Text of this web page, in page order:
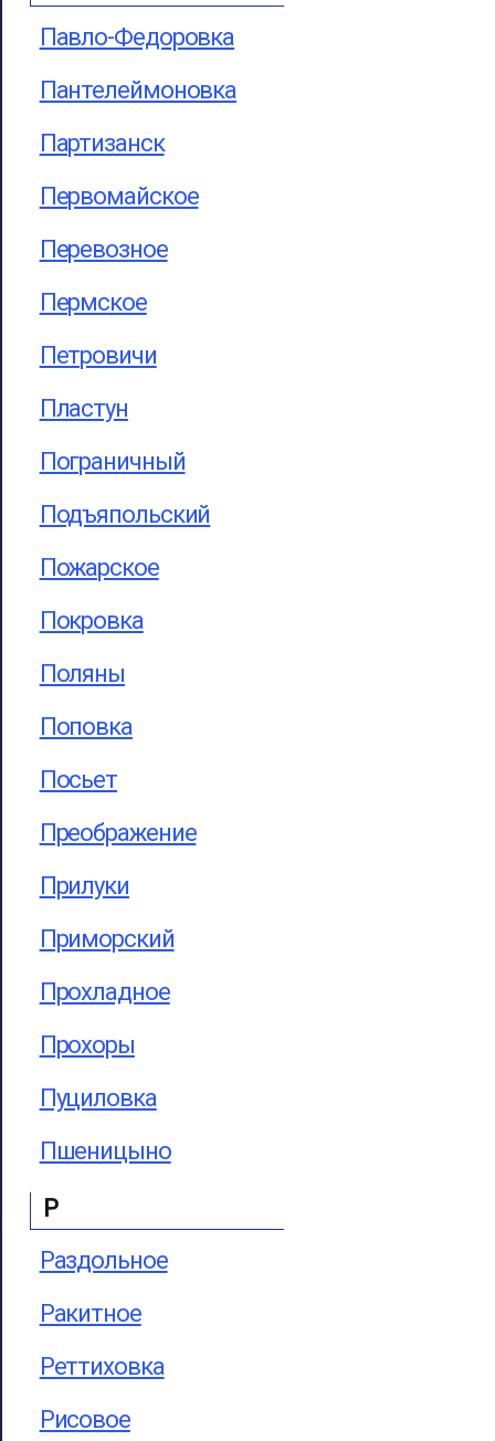
Павло-Федоровка
Пантелеймоновка
Партизанск
Первомайское
Перевозное
Пермское
Петровичи
Пластун
Пограничный
Подъяпольский
Пожарское
Покровка
Поляны
Поповка
Посьет
Преображение
Прилуки
Приморский
Прохладное
Прохоры
Пуциловка
Пшеницыно
Р
Раздольное
Ракитное
Реттиховка
Рисовое